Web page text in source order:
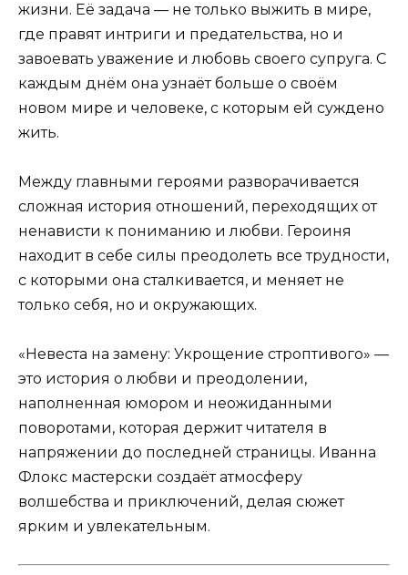
жизни. Её задача — не только выжить в мире,
где правят интриги и предательства, но и
завоевать уважение и любовь своего супруга. С
каждым днём она узнаёт больше о своём
новом мире и человеке, с которым ей суждено
жить.
Между главными героями разворачивается
сложная история отношений, переходящих от
ненависти к пониманию и любви. Героиня
находит в себе силы преодолеть все трудности,
с которыми она сталкивается, и меняет не
только себя, но и окружающих.
«Невеста на замену: Укрощение строптивого» —
это история о любви и преодолении,
наполненная юмором и неожиданными
поворотами, которая держит читателя в
напряжении до последней страницы. Иванна
Флокс мастерски создаёт атмосферу
волшебства и приключений, делая сюжет
ярким и увлекательным.